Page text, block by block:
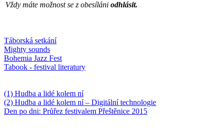
Vždy máte možnost se z obesíláni odhlásit.
Táborská setkání
Mighty sounds
Bohemia Jazz Fest
Tabook - festival literatury
(1) Hudba a lidé kolem ní
(2) Hudba a lidé kolem ní – Digitální technologie
Den po dni: Průřez festivalem Přeštěnice 2015